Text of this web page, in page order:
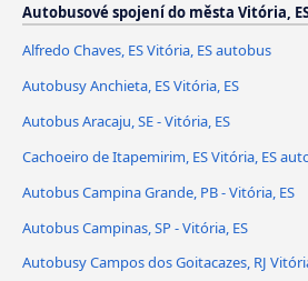
Autobusové spojení do města Vitória,
Alfredo Chaves, ES Vitória, ES autobus
Autobusy Anchieta, ES Vitória, ES
Autobus Aracaju, SE - Vitória, ES
Cachoeiro de Itapemirim, ES Vitória, ES
Autobus Campina Grande, PB - Vitória, ES
Autobus Campinas, SP - Vitória, ES
Autobusy Campos dos Goitacazes, RJ